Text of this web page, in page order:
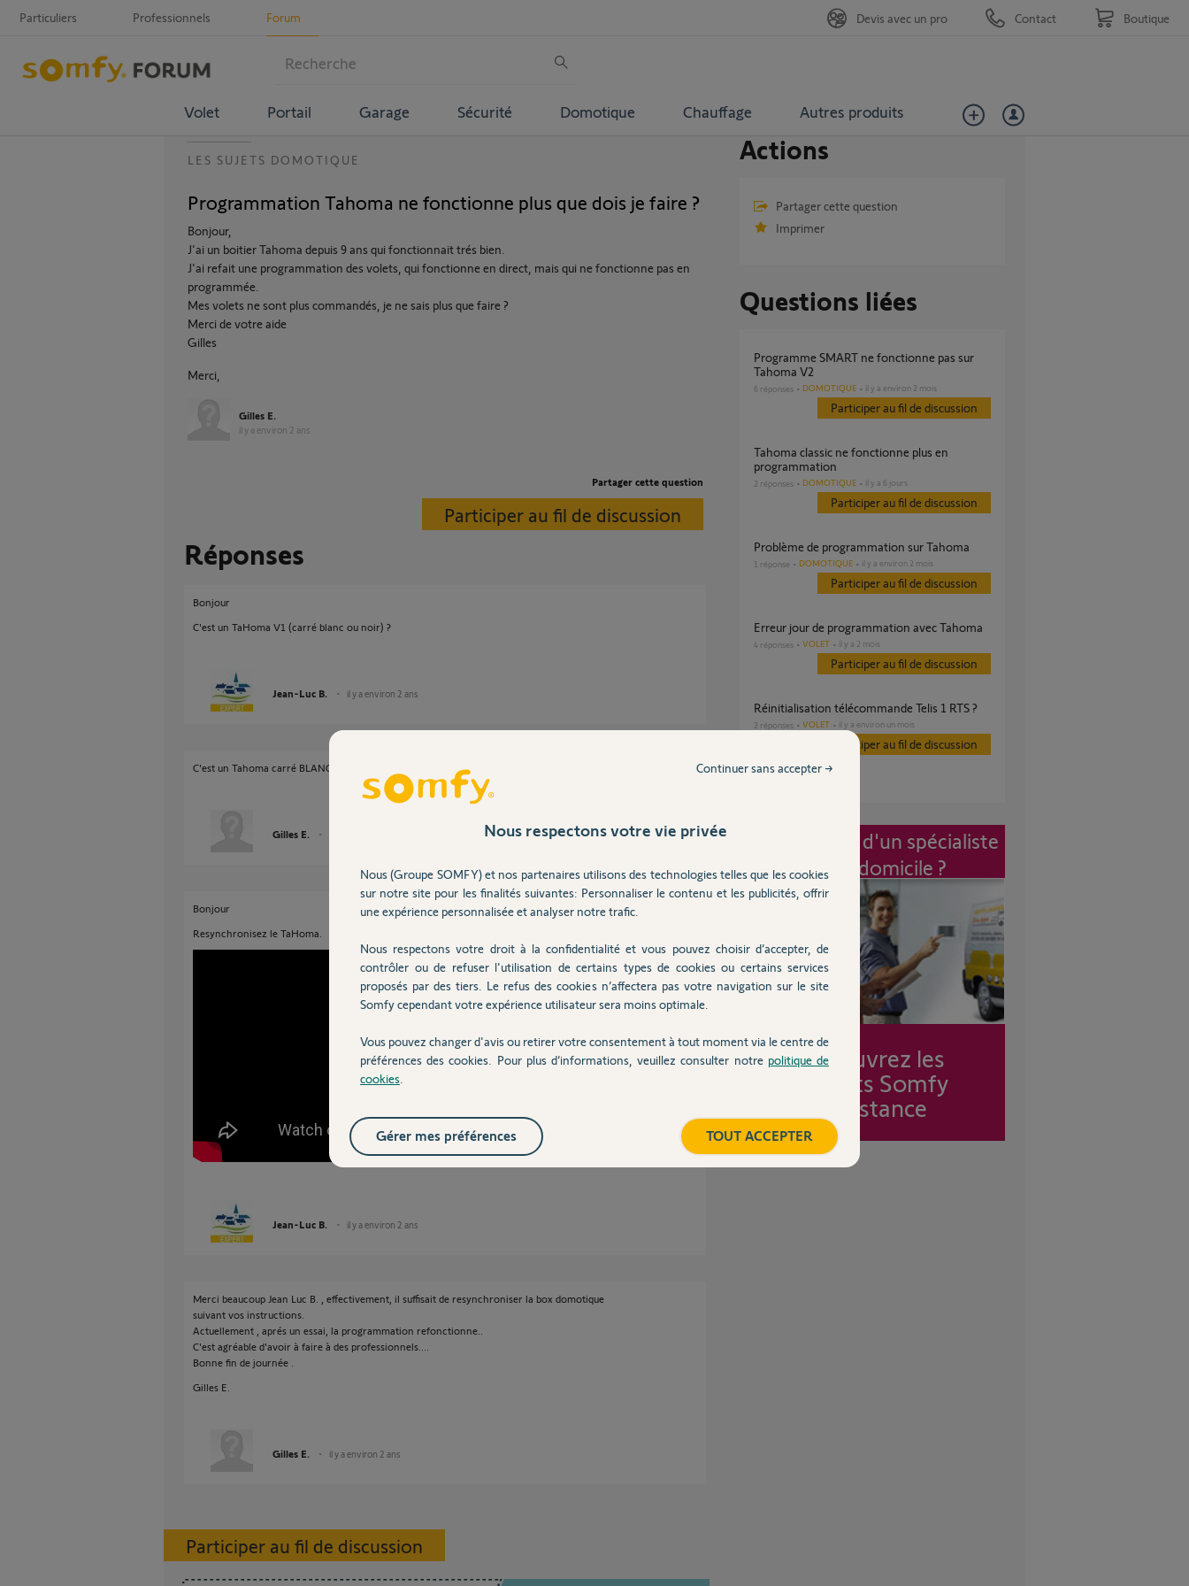
Particuliers Professionnels Forum
Volet Portail Garage Sécurité Domotique Chauffage Autres produits
Devis avec un pro Contact Boutique
LES SUJETS DOMOTIQUE
Programmation Tahoma ne fonctionne plus que dois je faire ?
Bonjour,
J'ai un boitier Tahoma depuis 9 ans qui fonctionnait trés bien.
J'ai refait une programmation des volets, qui fonctionne en direct, mais qui ne fonctionne pas en
programmée.
Mes volets ne sont plus commandés, je ne sais plus que faire ?
Merci de votre aide
Gilles
Merci,
Gilles E.
il y a environ 2 ans
Partager cette question
Participer au fil de discussion
Réponses
Bonjour
C'est un TaHoma V1 (carré blanc ou noir) ?
Jean-Luc B. il y a environ 2 ans
C'est un Tahoma carré BLANC
Gilles E.
Bonjour
Resynchronisez le TaHoma.
Jean-Luc B. il y a environ 2 ans
Merci beaucoup Jean Luc B. , effectivement, il suffisait de resynchroniser la box domotique
suivant vos instructions.
Actuellement , aprés un essai, la programmation refonctionne..
C'est agréable d'avoir à faire à des professionnels....
Bonne fin de journée .
Gilles E.
Gilles E. il y a environ 2 ans
Participer au fil de discussion
Actions
Partager cette question
Imprimer
Questions liées
Programme SMART ne fonctionne pas sur
Tahoma V2
6 réponses DOMOTIQUE il y a environ 2 mois
Participer au fil de discussion
tahoma classic ne fonctionne plus en
programmation
2 réponses DOMOTIQUE il y a 6 jours
Participer au fil de discussion
Problème de programmation sur Tahoma
1 réponse DOMOTIQUE il y a environ 2 mois
Participer au fil de discussion
Erreur jour de programmation avec Tahoma
4 réponses VOLET il y a 2 mois
Participer au fil de discussion
réinitialisation télécommande Telis 1 RTS ?
2 réponses VOLET il y a environ un mois
Participer au fil de discussion
Intervention d'un spécialiste
à mon domicile ?
Découvrez les
forfaits Somfy
Assistance
Nous respectons votre vie privée
Nous (Groupe SOMFY) et nos partenaires utilisons des technologies telles que les cookies
sur notre site pour les finalités suivantes: Personnaliser le contenu et les publicités, offrir
une expérience personnalisée et analyser notre trafic.
Nous respectons votre droit à la confidentialité et vous pouvez choisir d’accepter, de
contrôler ou de refuser l'utilisation de certains types de cookies ou certains services
proposés par des tiers. Le refus des cookies n’affectera pas votre navigation sur le site
Somfy cependant votre expérience utilisateur sera moins optimale.
Vous pouvez changer d'avis ou retirer votre consentement à tout moment via le centre de
préférences des cookies. Pour plus d’informations, veuillez consulter notre politique de
cookies
Continuer sans accepter →
TOUT ACCEPTER
Gérer mes préférences